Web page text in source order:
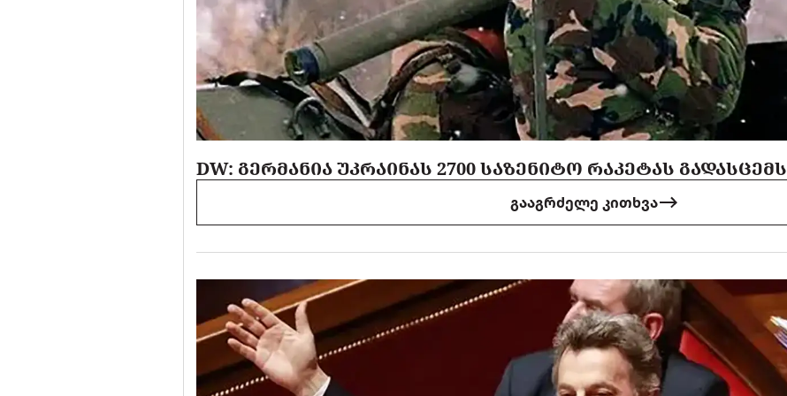
DW: ᲒᲔᲠᲛᲐᲜᲘᲐ ᲣᲙᲠᲐᲘᲜᲐᲡ 2700 ᲡᲐᲖᲔᲜᲘᲢᲝ ᲠᲐᲙᲔᲢᲐᲡ ᲒᲐᲓᲐᲡᲪᲔᲛᲡ
გააგრძელე კითხვა